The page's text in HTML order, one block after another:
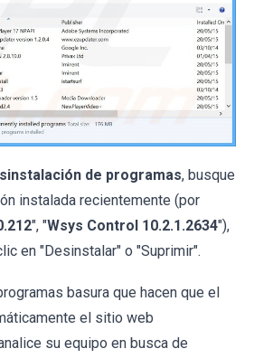
de programas, busque
instalada recientemente (por
", "Wsys Control 10.2.1.2634"),
en "Desinstalar" o "Suprimir".
basura que hacen que el
el sitio web
su equipo en busca de